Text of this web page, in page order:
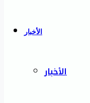
الأخبار
الأخبار